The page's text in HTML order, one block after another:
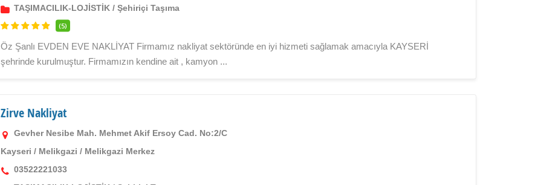
TAŞIMACILIK-LOJİSTİK /Şehiriçi Taşıma
(5)
Öz Şanlı EVDEN EVE NAKLİYAT Firmamız nakliyat sektöründe en iyi hizmeti sağlamak amacıyla KAYSERİ
şehrinde kurulmuştur. Firmamızın kendine ait , kamyon ...
Zirve Nakliyat
Gevher Nesibe Mah. Mehmet Akif Ersoy Cad. No:2/C
Kayseri / Melikgazi / Melikgazi Merkez
03522221033